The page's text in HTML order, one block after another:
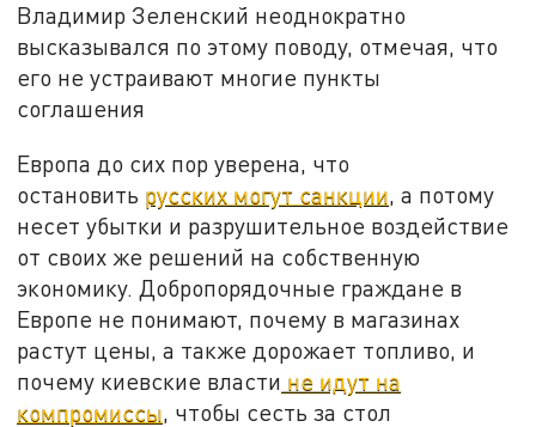
Владимир Зеленский неоднократно
высказывался по этому поводу, отмечая, что
его не устраивают многие пункты
соглашения
Европа до сих пор уверена, что
остановить русских могут санкции, а потому
несет убытки и разрушительное воздействие
от своих же решений на собственную
экономику. Добропорядочные граждане в
Европе не понимают, почему в магазинах
растут цены, а также дорожает топливо, и
почему киевские власти не идут на
компромиссы, чтобы сесть за стол